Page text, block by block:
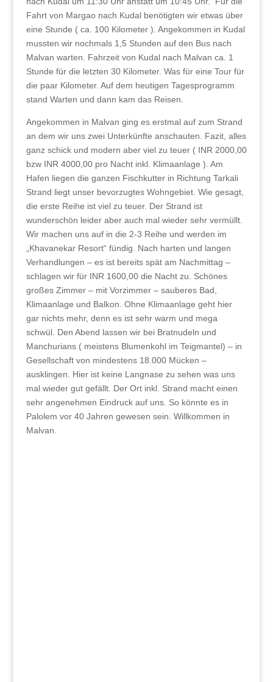
Fahrt von Margao nach Kudal benötigten wir etwas über
eine Stunde ( ca. 100 Kilometer ). Angekommen in Kudal
mussten wir nochmals 1,5 Stunden auf den Bus nach
Malvan warten. Fahrzeit von Kudal nach Malvan ca. 1
Stunde für die letzten 30 Kilometer. Was für eine Tour für
die paar Kilometer. Auf dem heutigen Tagesprogramm
stand Warten und dann kam das Reisen.
Angekommen in Malvan ging es erstmal auf zum Strand
an dem wir uns zwei Unterkünfte anschauten. Fazit, alles
ganz schick und modern aber viel zu teuer ( INR 2000,00
bzw INR 4000,00 pro Nacht inkl. Klimaanlage ). Am
Hafen liegen die ganzen Fischkutter in Richtung Tarkali
Strand liegt unser bevorzugtes Wohngebiet. Wie gesagt,
die erste Reihe ist viel zu teuer. Der Strand ist
wunderschön leider aber auch mal wieder sehr vermüllt.
Wir machen uns auf in die 2-3 Reihe und werden im
„Khavanekar Resort“ fündig. Nach harten und langen
Verhandlungen – es ist bereits spät am Nachmittag –
schlagen wir für INR 1600,00 die Nacht zu. Schönes
großes Zimmer – mit Vorzimmer – sauberes Bad,
Klimaanlage und Balkon. Ohne Klimaanlage geht hier
gar nichts mehr, denn es ist sehr warm und mega
schwül. Den Abend lassen wir bei Bratnudeln und
Manchurians ( meistens Blumenkohl im Teigmantel) – in
Gesellschaft von mindestens 18.000 Mücken –
ausklingen. Hier ist keine Langnase zu sehen was uns
mal wieder gut gefällt. Der Ort inkl. Strand macht einen
sehr angenehmen Eindruck auf uns. So könnte es in
Palolem vor 40 Jahren gewesen sein. Willkommen in
Malvan.